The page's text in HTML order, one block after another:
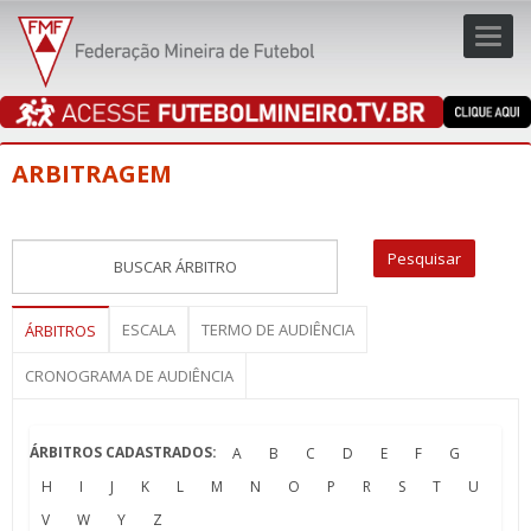
ARBITRAGEM
ÁRBITROS ESCALA TERMO DE AUDIÊNCIA
CRONOGRAMA DE AUDIÊNCIA
ÁRBITROS CADASTRADOS: A B C D E F
G
H
I J K L M N O P R S T
U
V
W Y Z